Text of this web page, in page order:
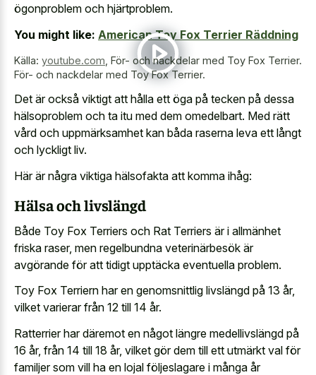
ögonproblem och hjärtproblem.
You might like: American Toy Fox Terrier Räddning
Källa: youtube.com För- och nackdelar med Toy Fox Terrier.
För- och nackdelar med Toy Fox Terrier.
Det är också viktigt att hålla ett öga på tecken på dessa
hälsoproblem och ta itu med dem omedelbart. Med rätt
vård och uppmärksamhet kan båda raserna leva ett långt
och lyckligt liv.
Här är några viktiga hälsofakta att komma ihåg:
Hälsa och livslängd
Både Toy Fox Terriers och Rat Terriers är i allmänhet
friska raser, men regelbundna veterinärbesök är
avgörande för att tidigt upptäcka eventuella problem.
Toy Fox Terriern har en genomsnittlig livslängd på 13 år,
vilket varierar från 12 till 14 år.
Ratterrier har däremot en något längre medellivslängd på
16 år, från 14 till 18 år, vilket gör dem till ett utmärkt val för
familjer som vill ha en lojal följeslagare i många år